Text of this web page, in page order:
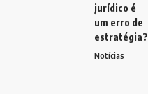
jurídico é
um erro de
estratégia?
Notícias